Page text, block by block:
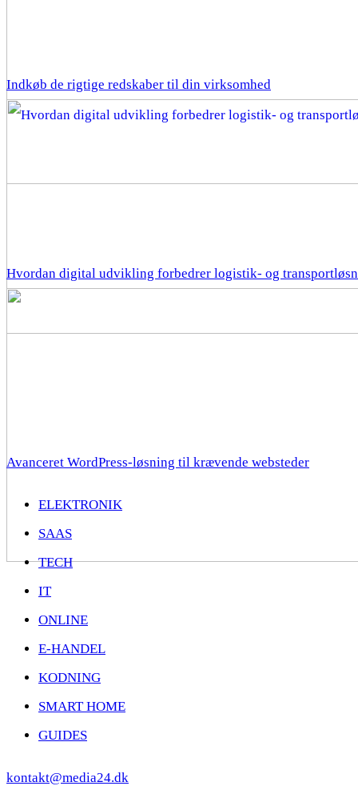
Indkøb de rigtige redskaber til din virksomhed
Hvordan digital udvikling forbedrer logistik- og
Avanceret WordPress-løsning til krævende websteder
ELEKTRONIK
SAAS
TECH
IT
ONLINE
E-HANDEL
KODNING
SMART HOME
GUIDES
kontakt@media24.dk